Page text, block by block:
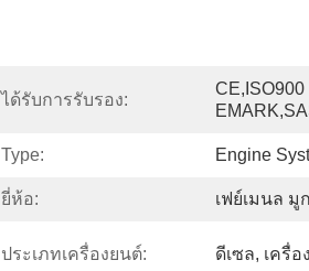
ได้รับการรับรอง:
CE,ISO900
Type: Engine
ยี่ห้อ: เฟย์เมนล มู
ประเภทเครื่องยนต์: ดีเซล, เครื่